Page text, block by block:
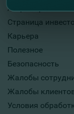
Акционеры
Страница
Карьера
Полезное
Безопасность
Жалобы
Жалобы
Условия